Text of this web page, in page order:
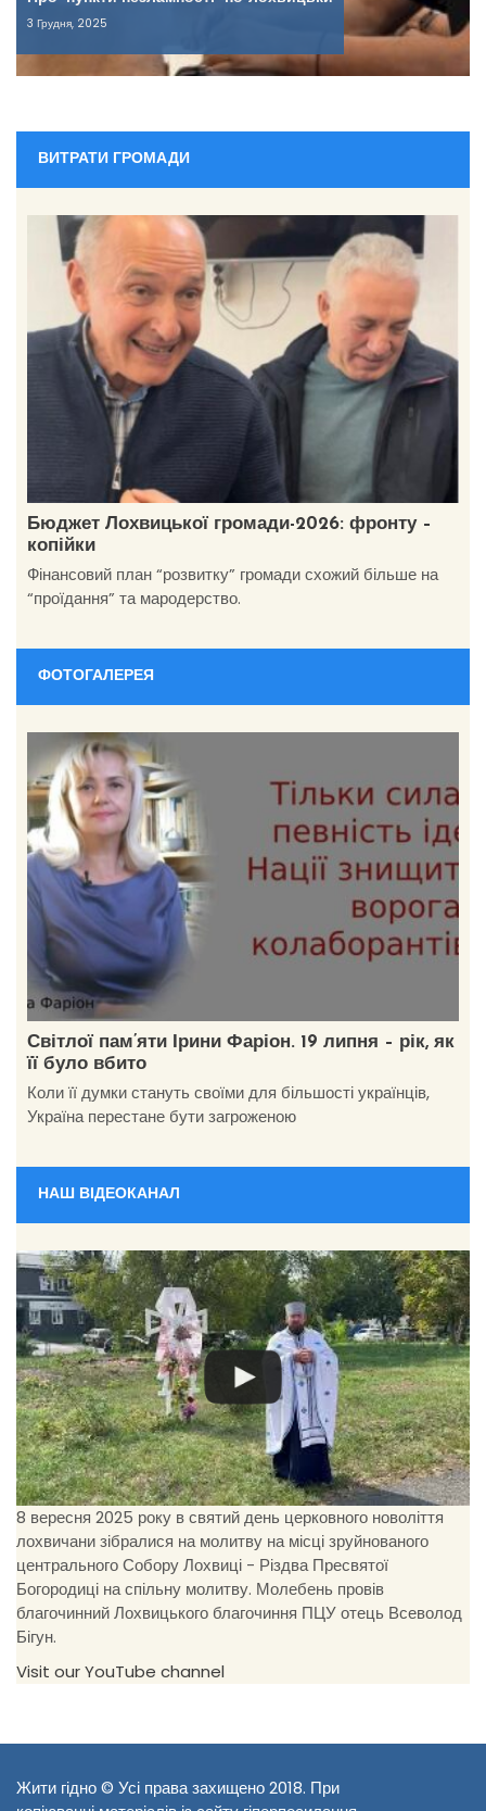
3 Грудня, 2025
ВИТРАТИ ГРОМАДИ
Бюджет Лохвицької громади-2026: фронту –
копійки
Фінансовий план “розвитку” громади схожий більше на
“проїдання” та мародерство.
ФОТОГАЛЕРЕЯ
Світлої пам’яти Ірини Фаріон. 19 липня – рік, як
її було вбито
Коли її думки стануть своїми для більшості українців,
Україна перестане бути загроженою
НАШ ВІДЕОКАНАЛ
8 вересня 2025 року в святий день церковного новоліття
лохвичани зібралися на молитву на місці зруйнованого
центрального Собору Лохвиці - Різдва Пресвятої
Богородиці на спільну молитву. Молебень провів
благочинний Лохвицького благочиння ПЦУ отець Всеволод
Бігун.
Visit our YouTube channel
Жити гідно © Усі права захищено 2018. При